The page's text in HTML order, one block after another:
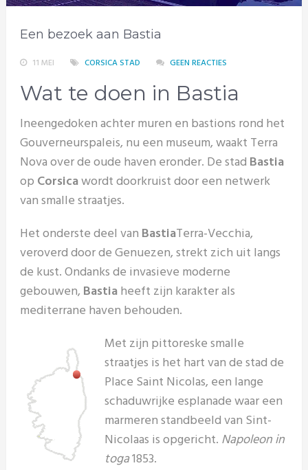
Een bezoek aan Bastia
11 MEI CORSICA STAD GEEN REACTIES
Wat te doen in Bastia
Ineengedoken achter muren en bastions rond het
Gouverneurspaleis, nu een museum, waakt Terra
Nova over de oude haven eronder. De stad Bastia
op Corsicawordt doorkruist door een netwerk
van smalle straatjes.
Het onderste deel van BastiaTerra-Vecchia,
veroverd door de Genuezen, strekt zich uit langs
de kust. Ondanks de invasieve moderne
gebouwen, Bastiaheeft zijn karakter als
mediterrane haven behouden.
Met zijn pittoreske smalle
straatjes is het hart van de stad de
Place Saint Nicolas, een lange
schaduwrijke esplanade waar een
marmeren standbeeld van Sint-
Nicolaas is opgericht. Napoleon in
toga1853.